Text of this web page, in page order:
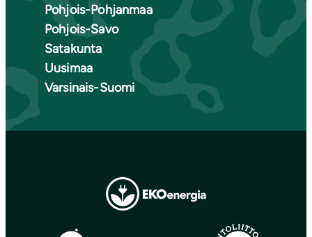
Pohjois-Pohjanmaa
Pohjois-Savo
Satakunta
Uusimaa
Varsinais-Suomi